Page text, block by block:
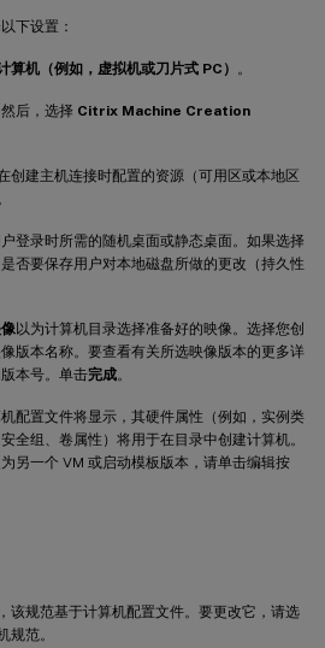
下设置：
算机（例如，虚拟机或刀片式 PC） 。
然后，选择 Citrix Machine Creation
创建主机连接时配置的资源（可用区或本地区
。
登录时所需的随机桌面或静态桌面。如果选择
否要保存用户对本地磁盘所做的更改（持久性
以为计算机目录选择准备好的映像。选择您创
版本名称。要查看有关所选映像版本的更多详
本号。单击完成。
配置文件将显示，其硬件属性（例如，实例类
全组、卷属性）将用于在目录中创建计算机。
另一个 VM 或启动模板版本，请单击编辑按
该规范基于计算机配置文件。要更改它，请选
规范。